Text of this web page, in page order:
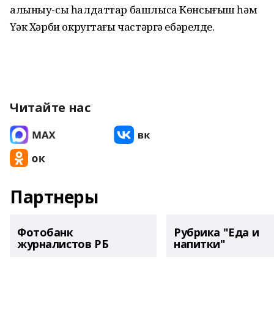
алыныу-сы һалдаттар башлыса Көнсығыш һәм
Үҙәк Хәрби округтағы частәргә ебәрелде.
Читайте нас
Партнеры
Фотобанк
журналистов РБ
Рубрика "Еда и
напитки"